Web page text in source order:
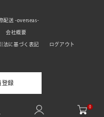
0
配送 -overseas-
会社概要
法に基づく表記 ログアウト
登録